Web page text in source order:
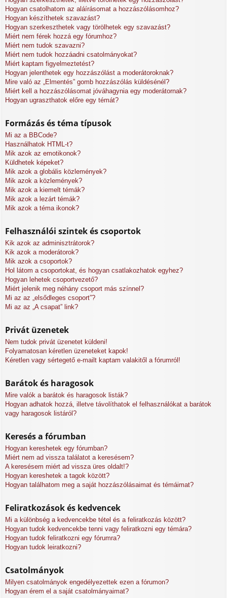
Hogyan csatolhatom az aláírásomat a hozzászólásomhoz?
Hogyan készíthetek szavazást?
Hogyan szerkeszthetek vagy törölhetek egy szavazást?
Miért nem férek hozzá egy fórumhoz?
Miért nem tudok szavazni?
Miért nem tudok hozzáadni csatolmányokat?
Miért kaptam figyelmeztetést?
Hogyan jelenthetek egy hozzászólást a moderátoroknak?
Mire való az „Elmentés” gomb hozzászólás küldésénél?
Miért kell a hozzászólásomat jóváhagynia egy moderátornak?
Hogyan ugraszthatok előre egy témát?
Formázás és téma típusok
Mi az a BBCode?
Használhatok HTML-t?
Mik azok az emotikonok?
Küldhetek képeket?
Mik azok a globális közlemények?
Mik azok a közlemények?
Mik azok a kiemelt témák?
Mik azok a lezárt témák?
Mik azok a téma ikonok?
Felhasználói szintek és csoportok
Kik azok az adminisztrátorok?
Kik azok a moderátorok?
Mik azok a csoportok?
Hol látom a csoportokat, és hogyan csatlakozhatok egyhez?
Hogyan lehetek csoportvezető?
Miért jelenik meg néhány csoport más színnel?
Mi az az „elsődleges csoport”?
Mi az az „A csapat” link?
Privát üzenetek
Nem tudok privát üzenetet küldeni!
Folyamatosan kéretlen üzeneteket kapok!
Kéretlen vagy sértegető e-mailt kaptam valakitől a fórumról!
Barátok és haragosok
Mire valók a barátok és haragosok listák?
Hogyan adhatok hozzá, illetve távolíthatok el felhasználókat a barátok
vagy haragosok listáról?
Keresés a fórumban
Hogyan kereshetek egy fórumban?
Miért nem ad vissza találatot a keresésem?
A keresésem miért ad vissza üres oldalt!?
Hogyan kereshetek a tagok között?
Hogyan találhatom meg a saját hozzászólásaimat és témáimat?
Feliratkozások és kedvencek
Mi a különbség a kedvencekbe tétel és a feliratkozás között?
Hogyan tudok kedvencekbe tenni vagy feliratkozni egy témára?
Hogyan tudok feliratkozni egy fórumra?
Hogyan tudok leiratkozni?
Csatolmányok
Milyen csatolmányok engedélyezettek ezen a fórumon?
Hogyan érem el a saját csatolmányaimat?